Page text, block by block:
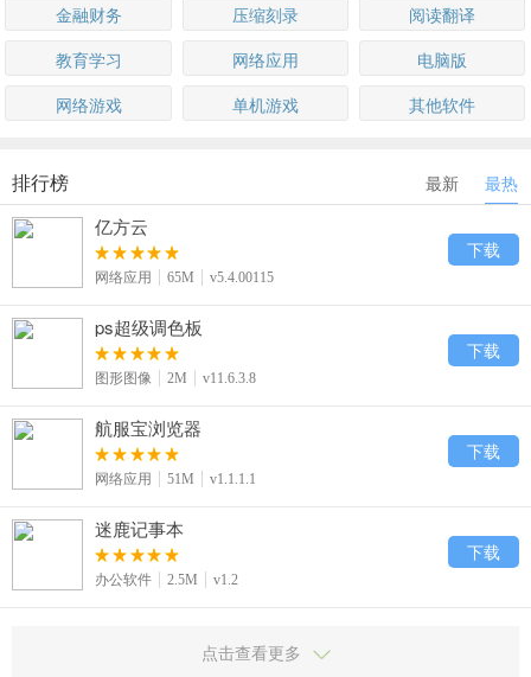
金融财务
压缩刻录
阅读翻译
教育学习
网络应用
电脑版
网络游戏
单机游戏 其他软件
最新 最热
排行榜
亿方云
网络应用 65M v5.4.00115
下载
ps超级调色板
图形图像 2M v11.6.3.8
下载
航服宝浏览器
网络应用 51M v1.1.1.1
下载
迷鹿记事本
办公软件 2.5M v1.2
下载
点击查看更多